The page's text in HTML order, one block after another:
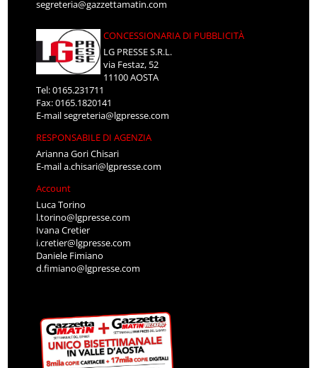
segreteria@gazzettamatin.com
CONCESSIONARIA DI PUBBLICITÀ
LG PRESSE S.R.L.
via Festaz, 52
11100 AOSTA
Tel: 0165.231711
Fax: 0165.1820141
E-mailsegreteria@lgpresse.com
RESPONSABILE DI AGENZIA
Arianna Gori Chisari
E-maila.chisari@lgpresse.com
Account
Luca Torino
l.torino@lgpresse.com
Ivana Cretier
i.cretier@lgpresse.com
Daniele Fimiano
d.fimiano@lgpresse.com